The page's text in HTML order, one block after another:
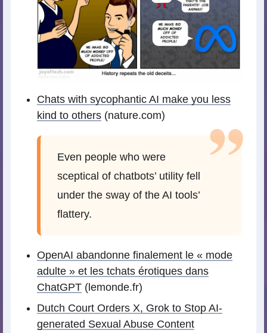
Chats with sycophantic AI make you less
kind to others (nature.com)
Even people who were
sceptical of chatbots’ utility fell
under the sway of the AI tools’
flattery.
OpenAI abandonne finalement le « mode
adulte » et les tchats érotiques dans
ChatGPT (lemonde.fr)
Dutch Court Orders X, Grok to Stop AI-
generated Sexual Abuse Content